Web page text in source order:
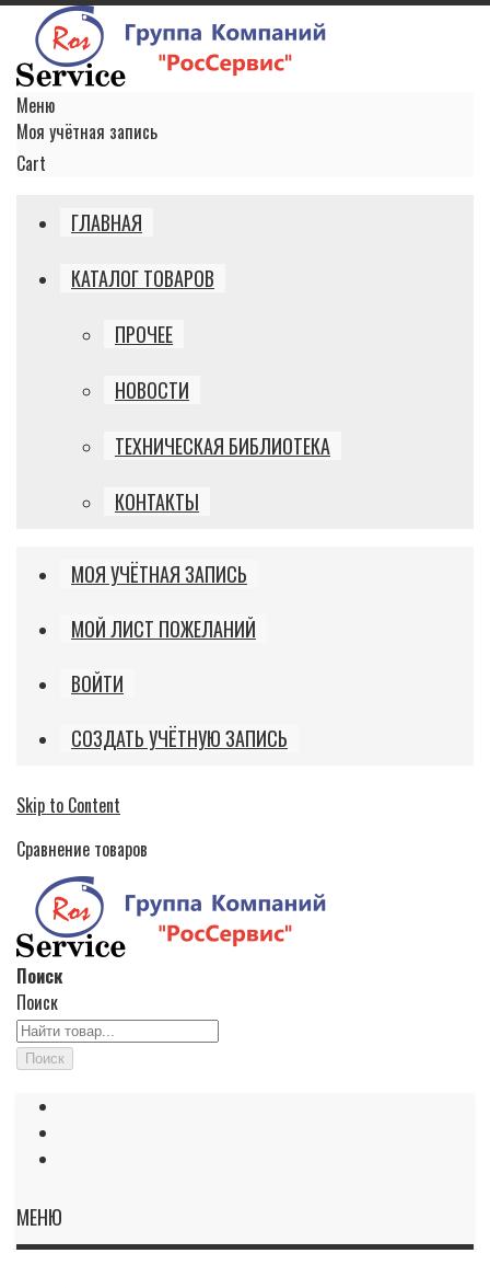
Меню
Моя учётная запись
Cart
ГЛАВНАЯ
КАТАЛОГ ТОВАРОВ
ПРОЧЕЕ
НОВОСТИ
ТЕХНИЧЕСКАЯ БИБЛИОТЕКА
КОНТАКТЫ
МОЯ УЧЁТНАЯ ЗАПИСЬ
МОЙ ЛИСТ ПОЖЕЛАНИЙ
ВОЙТИ
СОЗДАТЬ УЧЁТНУЮ ЗАПИСЬ
Skip to Content
Сравнение товаров
Поиск
Поиск
Поиск
МЕНЮ